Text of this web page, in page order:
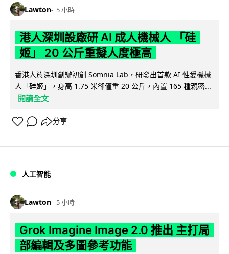
Lawton 5 小時
港人深圳設廠研 AI 成人機械人 「硅
姬」 20 公斤重擬人度極高
香港人於深圳創辦初創 Somnia Lab，研發出首款 AI 性愛機械
人「硅姬」，身高 1.75 米卻僅重 20 公斤，內置 165 種親密...
閱讀全文
分享
人工智能
Lawton 5 小時
Grok Imagine Image 2.0 推出 主打局
部編輯及多圖參考功能